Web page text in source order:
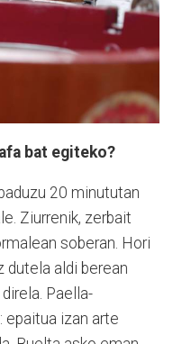
bat egiteko?
20 minututan
Ziurrenik, zerbait
soberan. Hori
dutela aldi berean
Paella-
epaitua izan arte